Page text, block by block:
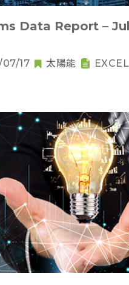
Data Report –
17 太陽能 EXCEL